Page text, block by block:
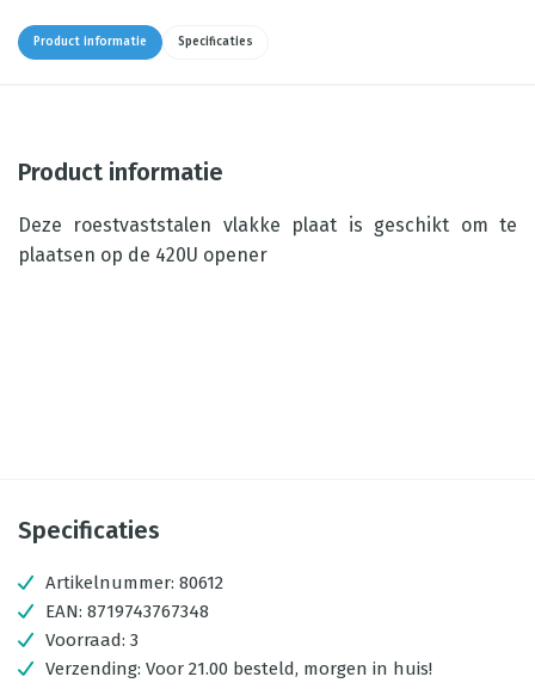
Product informatie Specificaties
Product informatie
Deze roestvaststalen vlakke plaat is geschikt om te
plaatsen op de 420U opener
Specificaties
Artikelnummer: 80612
EAN: 8719743767348
Voorraad: 3
Verzending: Voor 21.00 besteld, morgen in huis!